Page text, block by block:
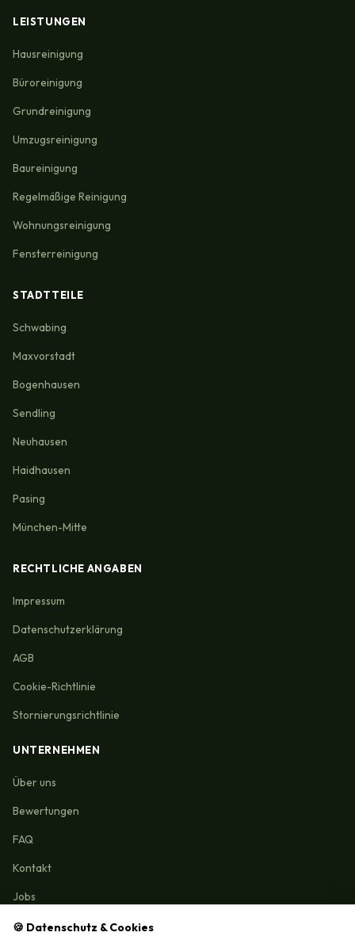
🍪 Datenschutz & Cookies
LEISTUNGEN
Hausreinigung
Büroreinigung
Grundreinigung
Umzugsreinigung
Baureinigung
Regelmäßige Reinigung
Wohnungsreinigung
Fensterreinigung
STADTTEILE
Schwabing
Maxvorstadt
Bogenhausen
Sendling
Neuhausen
Haidhausen
Pasing
München-Mitte
RECHTLICHE ANGABEN
Impressum
Datenschutzerklärung
AGB
Cookie-Richtlinie
Stornierungsrichtlinie
UNTERNEHMEN
Über uns
Bewertungen
FAQ
Kontakt
Jobs